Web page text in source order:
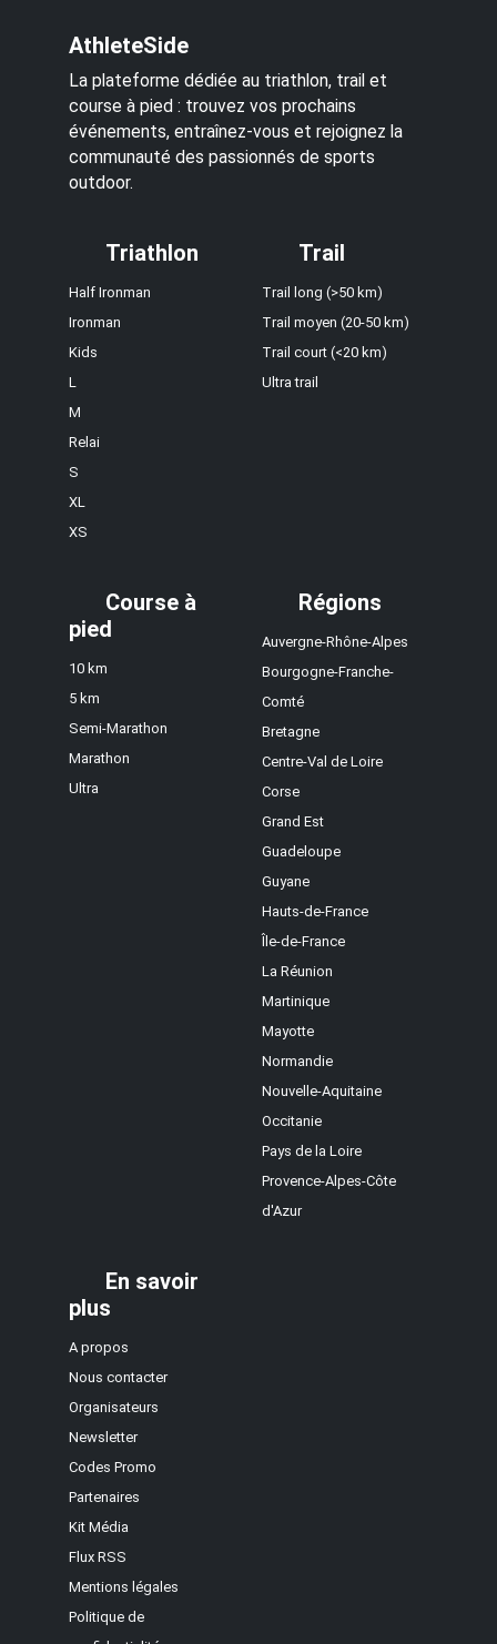
AthleteSide
La plateforme dédiée au triathlon, trail et
course à pied : trouvez vos prochains
événements, entraînez-vous et rejoignez la
communauté des passionnés de sports
outdoor.
Triathlon
Half Ironman
Ironman
Kids
L
M
Relai
S
XL
XS
Trail
Trail long (>50 km)
Trail moyen (20-50 km)
Trail court (<20 km)
Ultra trail
Course à
pied
10 km
5 km
Semi-Marathon
Marathon
Ultra
Régions
Auvergne-Rhône-Alpes
Bourgogne-Franche-
Comté
Bretagne
Centre-Val de Loire
Corse
Grand Est
Guadeloupe
Guyane
Hauts-de-France
Île-de-France
La Réunion
Martinique
Mayotte
Normandie
Nouvelle-Aquitaine
Occitanie
Pays de la Loire
Provence-Alpes-Côte
d'Azur
En savoir
plus
A propos
Nous contacter
Organisateurs
Newsletter
Codes Promo
Partenaires
Kit Média
Flux RSS
Mentions légales
Politique de